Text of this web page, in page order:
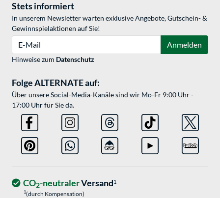
Stets informiert
In unserem Newsletter warten exklusive Angebote, Gutschein- &
Gewinnspielaktionen auf Sie!
Anmelden
Hinweise zum Datenschutz
Folge ALTERNATE auf:
Über unsere Social-Media-Kanäle sind wir Mo-Fr 9:00 Uhr -
17:00 Uhr für Sie da.
CO2-neutralerVersand1
1(durch Kompensation)